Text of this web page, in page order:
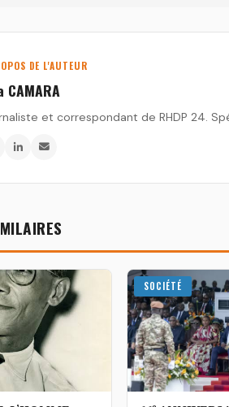
DE L'AUTEUR
CAMARA
et correspondant de RHDP 24.
SOCIÉTÉ